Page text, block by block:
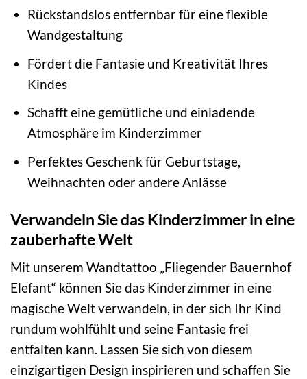
Rückstandslos entfernbar für eine flexible
Wandgestaltung
Fördert die Fantasie und Kreativität Ihres
Kindes
Schafft eine gemütliche und einladende
Atmosphäre im Kinderzimmer
Perfektes Geschenk für Geburtstage,
Weihnachten oder andere Anlässe
Verwandeln Sie das Kinderzimmer in eine
zauberhafte Welt
Mit unserem Wandtattoo „Fliegender Bauernhof
Elefant“ können Sie das Kinderzimmer in eine
magische Welt verwandeln, in der sich Ihr Kind
rundum wohlfühlt und seine Fantasie frei
entfalten kann. Lassen Sie sich von diesem
einzigartigen Design inspirieren und schaffen Sie